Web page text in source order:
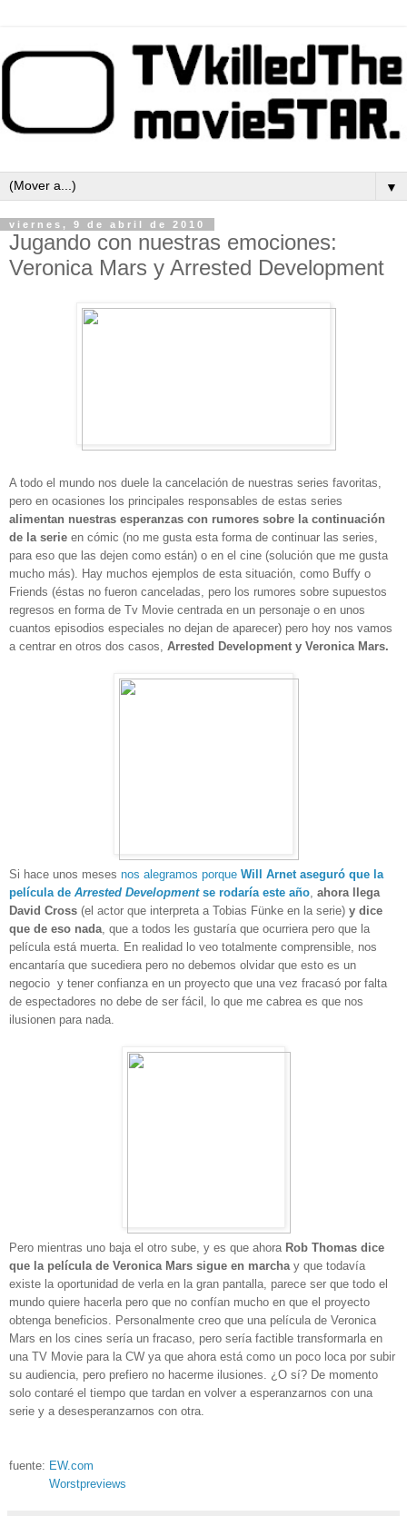
▼
viernes, 9 de abril de 2010
Jugando con nuestras emociones:
Veronica Mars y Arrested Development
A todo el mundo nos duele la cancelación de nuestras series favoritas,
pero en ocasiones los principales responsables de estas series
alimentan nuestras esperanzas con rumores sobre la continuación
de la serie en cómic (no me gusta esta forma de continuar las series,
para eso que las dejen como están) o en el cine (solución que me gusta
mucho más). Hay muchos ejemplos de esta situación, como Buffy o
Friends (éstas no fueron canceladas, pero los rumores sobre supuestos
regresos en forma de Tv Movie centrada en un personaje o en unos
cuantos episodios especiales no dejan de aparecer) pero hoy nos vamos
a centrar en otros dos casos, Arrested Development y Veronica Mars.
Si hace unos meses nos alegramos porque Will Arnet aseguró que la
película de Arrested Developmentse rodaría este año ahora llega
David Cross (el actor que interpreta a Tobias Fünke en la serie) y dice
que de eso nada , que a todos les gustaría que ocurriera pero que la
película está muerta. En realidad lo veo totalmente comprensible, nos
encantaría que sucediera pero no debemos olvidar que esto es un
negocio y tener confianza en un proyecto que una vez fracasó por falta
de espectadores no debe de ser fácil, lo que me cabrea es que nos
ilusionen para nada.
Pero mientras uno baja el otro sube, y es que ahora Rob Thomas dice
que la película de Veronica Mars sigue en marcha y que todavía
existe la oportunidad de verla en la gran pantalla, parece ser que todo el
mundo quiere hacerla pero que no confían mucho en que el proyecto
obtenga beneficios. Personalmente creo que una película de Veronica
Mars en los cines sería un fracaso, pero sería factible transformarla en
una TV Movie para la CW ya que ahora está como un poco loca por subir
su audiencia, pero prefiero no hacerme ilusiones. ¿O sí? De momento
solo contaré el tiempo que tardan en volver a esperanzarnos con una
serie y a desesperanzarnos con otra.
fuente: EW.com
Worstpreviews